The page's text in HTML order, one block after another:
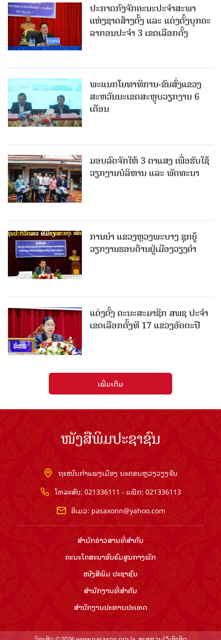
ປະກາດກົງຈັກຄະນະປະຈໍາສະພາ
ແຫ່ງຊາດສ້າງຕັ້ງ ແລະ ແຕ່ງຕັ້ງບຸກຄະ
ລາກອນປະຈໍາ 3 ເຂດເລືອກຕັ້ງ
ພະແນກໂຍທາທິການ-ຂົນສົ່ງແຂວງ
ສະຫວັນນະເຂດສະຫຼຸບວຽກງານ 6
ເດືອນ
ມອບລົດຈັກໃຫ້ 3 ຕາແສງ ເພື່ອຮັບໃຊ້
ວຽກງານບໍລິຫານ ແລະ ພັດທະນາ
ການນຳ ແຂວງຫຼວງພະບາງ ຊຸກຍູ້
ວຽກງານຮອບດ້ານຢູ່ເມືອງວຽງຄໍາ
ແຕ່ງຕັ້ງ ຄະນະສະມາຊິກ ສພຊ ປະຈຳ
ເຂດເລືອກຕັ້ງທີ 17 ແຂວງອັດຕະປື
ເພີ່ມເຕີມ
ໜັງສືພິມປະຊາຊົນ
ຖະໜົນກຳແພງເມືອງ ນະຄອນຫຼວງວຽງຈັນ
ໂທລະສັບ: 021336111 - ແຟັກ: 021336113
ອີເມວ: pasaxonn@yahoo.com
ສຳ​ນັກ​ຂ່າວ​ສານ​ທີ່​ສຳ​ຄັນ​
ຄະນະໂຄສະນາອົບຮົມ​ສູນ​ກາງ​ພັກ
ໜັງສືພິມ ປະ​ຊາ​ຊົນ
ສຳ​ນັກ​ງານ​ທີ່​ສຳ​ຄັນ
ສຳ​ນັກ​ງານ​ປະ​ທານ​ປະ​ເທດ